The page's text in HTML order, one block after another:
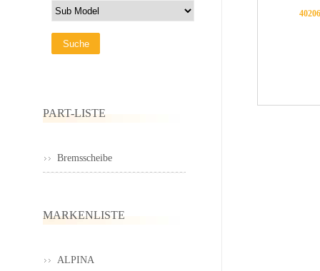
PART-LISTE
Bremsscheibe
MARKENLISTE
ALPINA